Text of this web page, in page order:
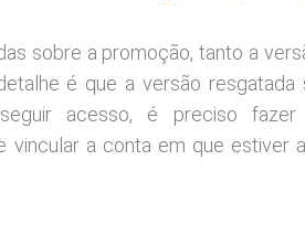
sobre a promoção, tanto a
é que a versão
acesso, é preciso fazer
a conta em que estiver